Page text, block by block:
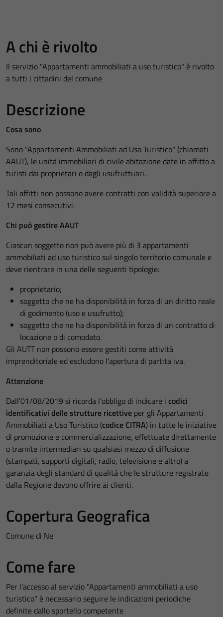
A chi è rivolto
Il servizio "Appartamenti ammobiliati a uso turistico" è rivolto
a tutti i cittadini del comune
Descrizione
Cosa sono
Sono "Appartamenti Ammobiliati ad Uso Turistico" (chiamati
AAUT), le unità immobiliari di civile abitazione date in affitto a
turisti dai proprietari o dagli usufruttuari.
Tali affitti non possono avere contratti con validità superiore a
12 mesi consecutivi.
Chi può gestire AAUT
Ciascun soggetto non può avere più di 3 appartamenti
ammobiliati ad uso turistico sul singolo territorio comunale e
deve rientrare in una delle seguenti tipologie:
proprietario;
soggetto che ne ha disponibilità in forza di un diritto reale
di godimento (uso e usufrutto);
soggetto che ne ha disponibilità in forza di un contratto di
locazione o di comodato.
Gli AUTT non possono essere gestiti come attività
imprenditoriale ed escludono l'apertura di partita iva.
Attenzione
Dall'01/08/2019 si ricorda l'obbligo di indicare i codici
identificativi delle strutture ricettive per gli Appartamenti
Ammobiliati a Uso Turistico (codice CITRA) in tutte le iniziative
di promozione e commercializzazione, effettuate direttamente
o tramite intermediari su qualsiasi mezzo di diffusione
(stampati, supporti digitali, radio, televisione e altro) a
garanzia degli standard di qualità che le strutture registrate
dalla Regione devono offrire ai clienti.
Copertura Geografica
Comune di Ne
Come fare
Per l'accesso al servizio "Appartamenti ammobiliati a uso
turistico" è necessario seguire le indicazioni periodiche
definite dallo sportello competente